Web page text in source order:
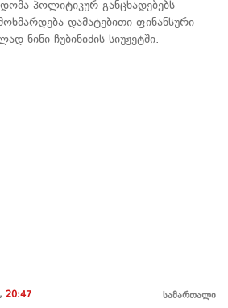
პოლიტიკურ განცხადებებს
დამატებითი ფინანსური
ნინი ჩუბინიძის სიუჟეტში.
20:47 სამართალი